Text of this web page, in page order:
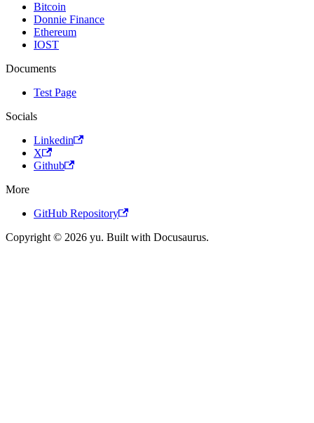
Bitcoin
Donnie Finance
Ethereum
IOST
Documents
Test Page
Socials
Linkedin
X
Github
More
GitHub Repository
Copyright © 2026 yu. Built with Docusaurus.